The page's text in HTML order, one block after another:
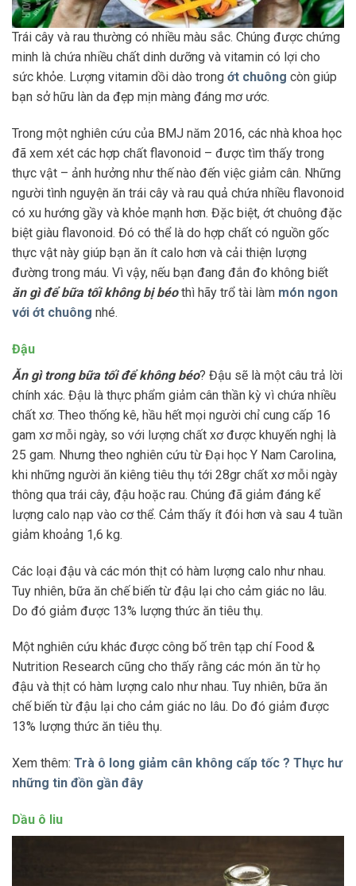
Trái cây và rau thường có nhiều màu sắc. Chúng được chứng
minh là chứa nhiều chất dinh dưỡng và vitamin có lợi cho
sức khỏe. Lượng vitamin dồi dào trong ớt chuông còn giúp
bạn sở hữu làn da đẹp mịn màng đáng mơ ước.
Trong một nghiên cứu của BMJ năm 2016, các nhà khoa học
đã xem xét các hợp chất flavonoid – được tìm thấy trong
thực vật – ảnh hưởng như thế nào đến việc giảm cân. Những
người tình nguyện ăn trái cây và rau quả chứa nhiều flavonoid
có xu hướng gầy và khỏe mạnh hơn. Đặc biệt, ớt chuông đặc
biệt giàu flavonoid. Đó có thể là do hợp chất có nguồn gốc
thực vật này giúp bạn ăn ít calo hơn và cải thiện lượng
đường trong máu. Vì vậy, nếu bạn đang đắn đo không biết
ăn gì để bữa tối không bị béothì hãy trổ tài làm món ngon
với ớt chuông nhé.
Đậu
Ăn gì trong bữa tối để không béo? Đậu sẽ là một câu trả lời
chính xác. Đậu là thực phẩm giảm cân thần kỳ vì chứa nhiều
chất xơ. Theo thống kê, hầu hết mọi người chỉ cung cấp 16
gam xơ mỗi ngày, so với lượng chất xơ được khuyến nghị là
25 gam. Nhưng theo nghiên cứu từ Đại học Y Nam Carolina,
khi những người ăn kiêng tiêu thụ tới 28gr chất xơ mỗi ngày
thông qua trái cây, đậu hoặc rau. Chúng đã giảm đáng kể
lượng calo nạp vào cơ thể. Cảm thấy ít đói hơn và sau 4 tuần
giảm khoảng 1,6 kg.
Các loại đậu và các món thịt có hàm lượng calo như nhau.
Tuy nhiên, bữa ăn chế biến từ đậu lại cho cảm giác no lâu.
Do đó giảm được 13% lượng thức ăn tiêu thụ.
Một nghiên cứu khác được công bố trên tạp chí Food &
Nutrition Research cũng cho thấy rằng các món ăn từ họ
đậu và thịt có hàm lượng calo như nhau. Tuy nhiên, bữa ăn
chế biến từ đậu lại cho cảm giác no lâu. Do đó giảm được
13% lượng thức ăn tiêu thụ.
Xem thêm: Trà ô long giảm cân không cấp tốc ? Thực hư
những tin đồn gần đây
Dầu ô liu